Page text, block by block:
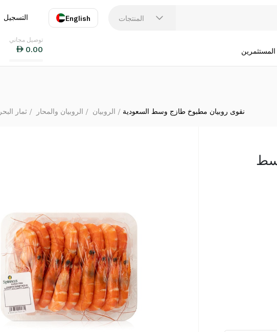
المنتجات English
اللغة
التسجيل
توصيل مجاني
0.00
ثمار البحر الروبيان والمحار الروبيان نقوى روبيان مطبوخ طازج وسط السعودية